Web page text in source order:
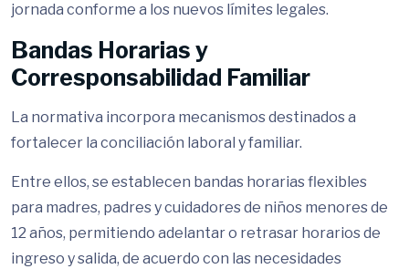
jornada conforme a los nuevos límites legales.
Bandas Horarias y
Corresponsabilidad Familiar
La normativa incorpora mecanismos destinados a
fortalecer la conciliación laboral y familiar.
Entre ellos, se establecen bandas horarias flexibles
para madres, padres y cuidadores de niños menores de
12 años, permitiendo adelantar o retrasar horarios de
ingreso y salida, de acuerdo con las necesidades